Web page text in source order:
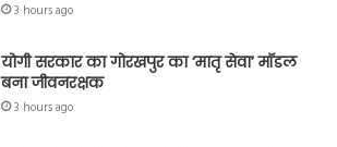
3 hours ago
योगी सरकार का गोरखपुर का ‘मातृ सेवा’ मॉडल
बना जीवनरक्षक
3 hours ago